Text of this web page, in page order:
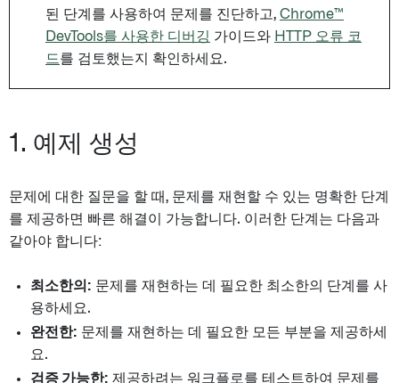
된 단계를 사용하여 문제를 진단하고, Chrome™
DevTools를 사용한 디버깅 가이드와 HTTP 오류 코
드를 검토했는지 확인하세요.
1. 예제 생성
문제에 대한 질문을 할 때, 문제를 재현할 수 있는 명확한 단계
를 제공하면 빠른 해결이 가능합니다. 이러한 단계는 다음과
같아야 합니다:
최소한의: 문제를 재현하는 데 필요한 최소한의 단계를 사
용하세요.
완전한: 문제를 재현하는 데 필요한 모든 부분을 제공하세
요.
검증 가능한: 제공하려는 워크플로를 테스트하여 문제를